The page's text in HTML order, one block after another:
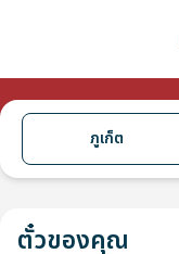
ภูเก็ต
ตั๋วของคุณ